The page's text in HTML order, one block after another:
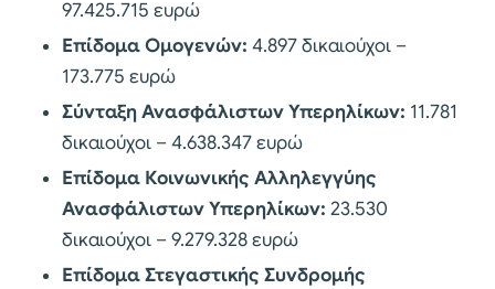
97.425.715 ευρώ
Επίδομα Ομογενών: 4.897 δικαιούχοι –
173.775 ευρώ
Σύνταξη Ανασφάλιστων Υπερηλίκων: 11.781
δικαιούχοι – 4.638.347 ευρώ
Επίδομα Κοινωνικής Αλληλεγγύης
Ανασφάλιστων Υπερηλίκων: 23.530
δικαιούχοι – 9.279.328 ευρώ
Επίδομα Στεγαστικής Συνδρομής